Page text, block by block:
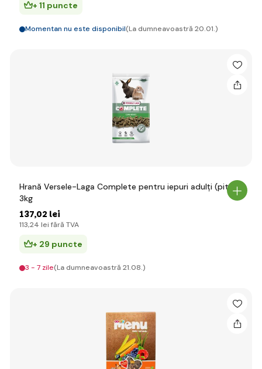
+ 11 puncte
Momentan nu este disponibil(La dumneavoastră 20.01.)
Hrană Versele-Laga Complete pentru iepuri adulți (pitici)
3kg
137,02 lei
113,24 lei fără TVA
+ 29 puncte
3 - 7 zile(La dumneavoastră 21.08.)